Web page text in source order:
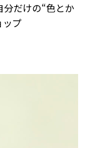
分だけの“色とか
ップ